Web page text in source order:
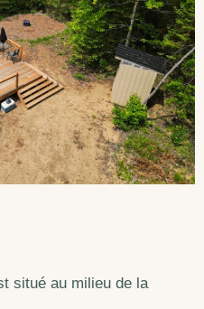
situé au milieu de la